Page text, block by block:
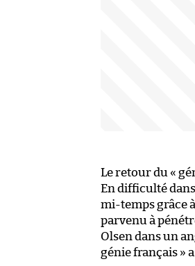
Le retour du «
En difficulté
mi-temps grâce
parvenu à
Olsen dans un
génie français »